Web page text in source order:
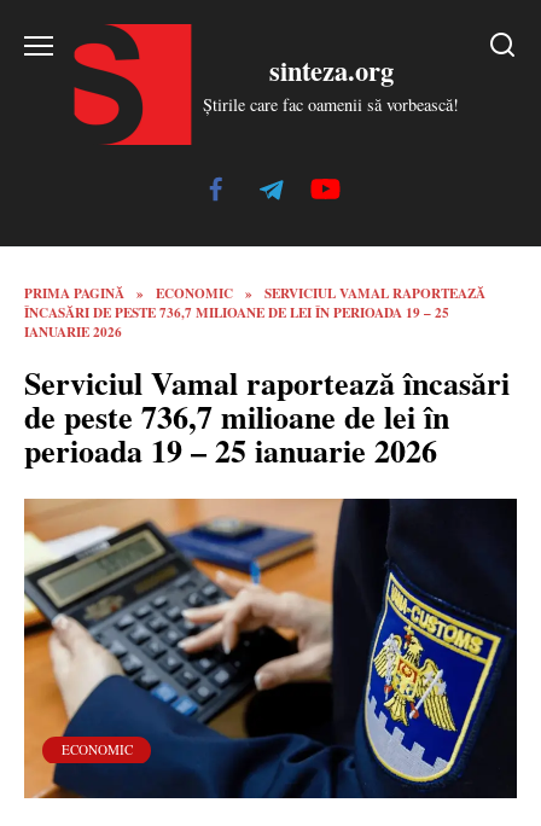
sinteza.org
Știrile care fac oamenii să vorbească!
PRIMA PAGINĂ » ECONOMIC »
SERVICIUL VAMAL RAPORTEAZĂ
ÎNCASĂRI DE PESTE 736,7 MILIOANE DE LEI ÎN PERIOADA 19 – 25
IANUARIE 2026
Serviciul Vamal raportează încasări
de peste 736,7 milioane de lei în
perioada 19 – 25 ianuarie 2026
ECONOMIC